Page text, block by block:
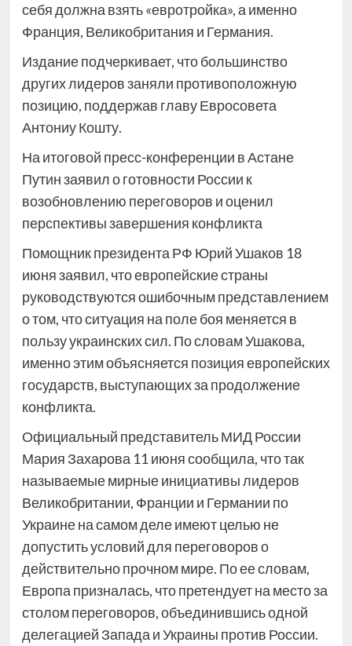
себя должна взять «евротройка», а именно
Франция, Великобритания и Германия.
Издание подчеркивает, что большинство
других лидеров заняли противоположную
позицию, поддержав главу Евросовета
Антониу Кошту.
На итоговой пресс-конференции в Астане
Путин заявил о готовности России к
возобновлению переговоров и оценил
перспективы завершения конфликта
Помощник президента РФ Юрий Ушаков 18
июня заявил, что европейские страны
руководствуются ошибочным представлением
о том, что ситуация на поле боя меняется в
пользу украинских сил. По словам Ушакова,
именно этим объясняется позиция европейских
государств, выступающих за продолжение
конфликта.
Официальный представитель МИД России
Мария Захарова 11 июня сообщила, что так
называемые мирные инициативы лидеров
Великобритании, Франции и Германии по
Украине на самом деле имеют целью не
допустить условий для переговоров о
действительно прочном мире. По ее словам,
Европа призналась, что претендует на место за
столом переговоров, объединившись одной
делегацией Запада и Украины против России.